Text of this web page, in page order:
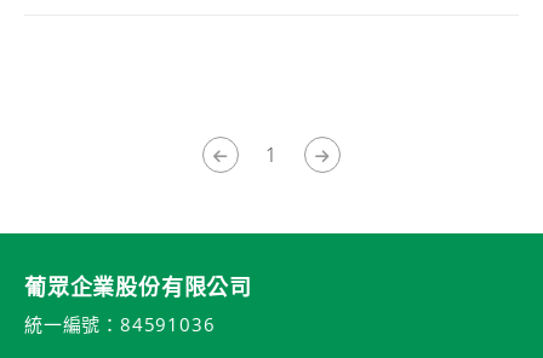
1
葡眾企業股份有限公司
統一編號：84591036